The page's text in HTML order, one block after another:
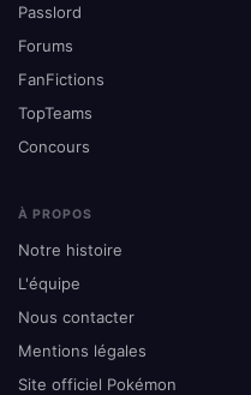
Passlord
Forums
FanFictions
TopTeams
Concours
À PROPOS
Notre histoire
L'équipe
Nous contacter
Mentions légales
Site officiel Pokémon